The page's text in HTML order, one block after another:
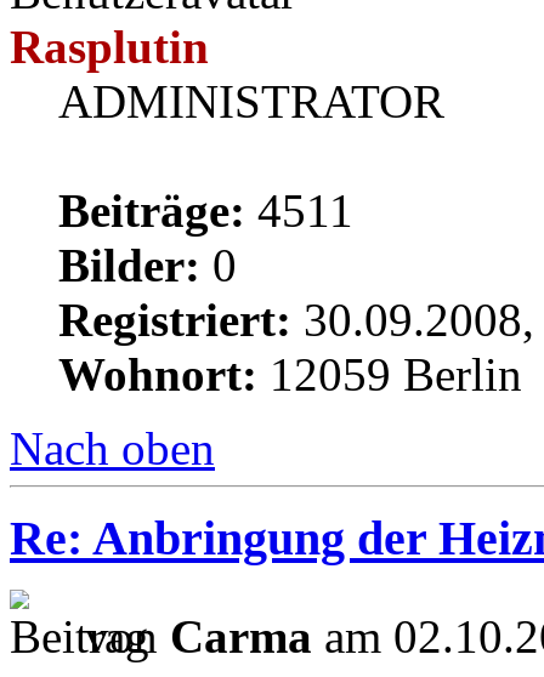
Rasplutin
ADMINISTRATOR
Beiträge: 4511
Bilder: 0
Registriert:
Wohnort: 12059 Berlin
Nach oben
Re: Anbringung der
von Carma am